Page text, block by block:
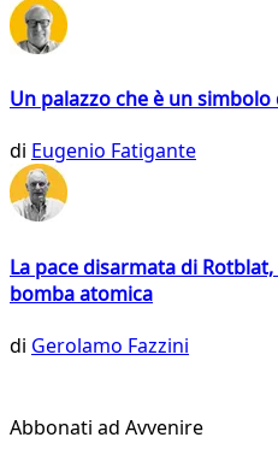
Un palazzo che è un
di Eugenio Fatigante
La pace disarmata di
bomba atomica
di Gerolamo Fazzini
Abbonati ad Avvenire